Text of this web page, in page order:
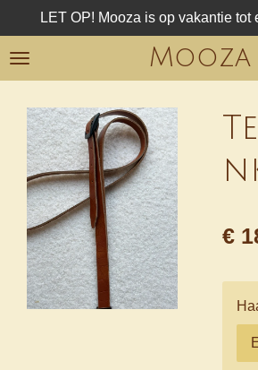
direct
naar
de
hoofdinhoud
Mooza
LET OP! Mooza is op vakantie tot
€